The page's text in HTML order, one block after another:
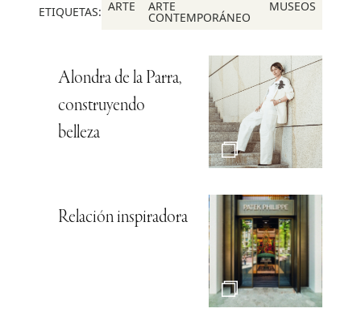
ETIQUETAS: ARTE ARTE
CONTEMPORÁNEO
MUSEOS
Alondra de la Parra,
construyendo
belleza
Relación inspiradora